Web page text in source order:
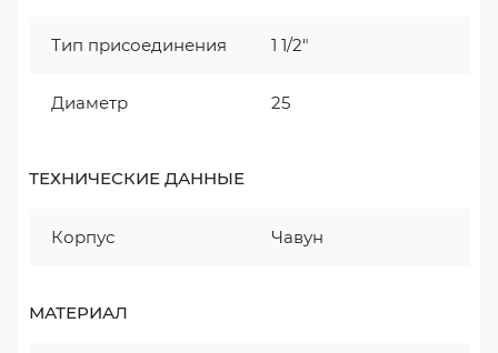
Тип присоединения 1 1/2"
Диаметр 25
ТЕХНИЧЕСКИЕ ДАННЫЕ
Корпус Чавун
МАТЕРИАЛ